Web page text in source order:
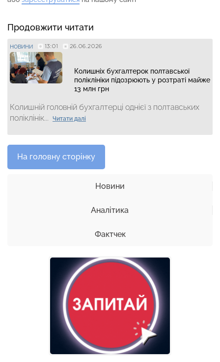
Продовжити читати
НОВИНИ 13:01 26.06.2026
Колишніх бухгалтерок полтавської
поліклініки підозрюють у розтраті майже
13 млн грн
Колишній головній бухгалтерці однієї з полтавських
поліклінік...
Читати далі
На головну сторінку
Новини
Аналітика
Фактчек